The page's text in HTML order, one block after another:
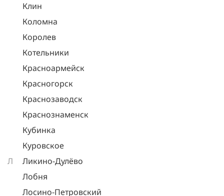
Клин
Коломна
Королев
Котельники
Красноармейск
Красногорск
Краснозаводск
Краснознаменск
Кубинка
Куровское
Л
Ликино-Дулёво
Лобня
Лосино-Петровский